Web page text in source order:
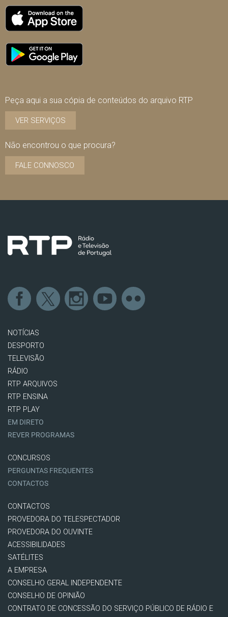
Peça aqui a sua cópia de conteúdos do arquivo RTP
VER SERVIÇOS
Não encontrou o que procura?
FALE CONNOSCO
NOTÍCIAS
DESPORTO
TELEVISÃO
RÁDIO
RTP ARQUIVOS
RTP ENSINA
RTP PLAY
EM DIRETO
REVER PROGRAMAS
CONCURSOS
PERGUNTAS FREQUENTES
CONTACTOS
CONTACTOS
PROVEDORA DO TELESPECTADOR
PROVEDORA DO OUVINTE
ACESSIBILIDADES
SATÉLITES
A EMPRESA
CONSELHO GERAL INDEPENDENTE
CONSELHO DE OPINIÃO
CONTRATO DE CONCESSÃO DO SERVIÇO PÚBLICO DE RÁDIO E